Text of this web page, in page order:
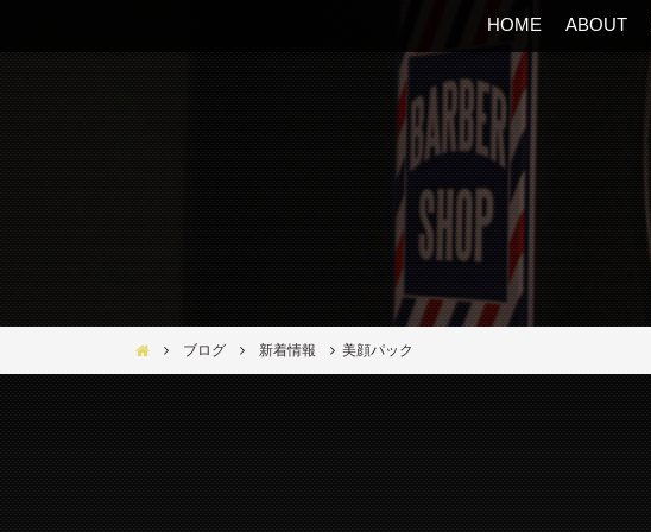
HOME ABOUT
Bar Ber Shop REGALO【バーバーショップ レガロ】- 大阪・福島区の美容室
ブログ 新着情報 美顔パック